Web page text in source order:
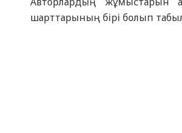
шарттарының бірі болып